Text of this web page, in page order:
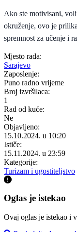
Ako ste motivisani,
okruženje, ovo je
spremnost za učenje i
Mjesto rada:
Sarajevo
Zaposlenje:
Puno radno vrijeme
Broj izvršilaca:
1
Rad od kuće:
Ne
Objavljeno:
15.10.2024. u 10:20
Ističe:
15.11.2024. u 23:59
Kategorije:
Turizam i ugostiteljstvo
Oglas je istekao
Ovaj oglas je istekao i